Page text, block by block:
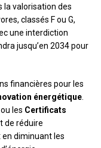
la valorisation des
classés F ou G,
une interdiction
jusqu’en 2034 pour
financières pour les
énergétique
ou les Certificats
de réduire
diminuant les